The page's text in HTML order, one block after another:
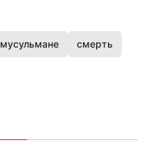
мусульмане смерть